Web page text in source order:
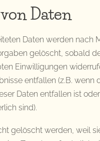
Daten
Daten werden nach
gelöscht, sobald
Einwilligungen
entfallen (z.B. wenn
Daten entfallen ist
sind).
gelöscht werden, weil